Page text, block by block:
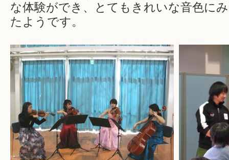
な体験ができ、とてもきれいな音色に
たようです。